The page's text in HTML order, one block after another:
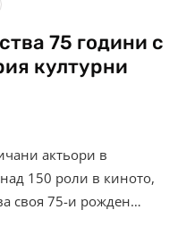
75 години с
културни
актьори в
150 роли в киното,
своя 75-и рожден…